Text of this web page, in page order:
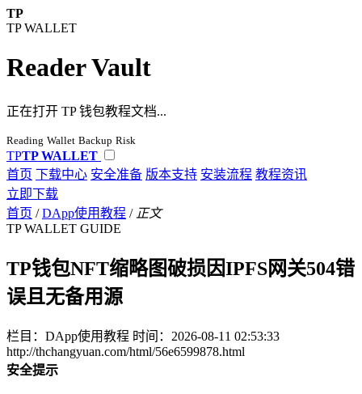
TP
TP WALLET
Reader Vault
正在打开 TP 钱包教程文档...
Reading Wallet Backup Risk
TPTP WALLET
首页 下载中心 安全准备 版本支持 安装流程 教程资讯
立即下载
首页 / DApp使用教程 / 正文
TP WALLET GUIDE
TP钱包NFT缩略图破损因IPFS网关504错
误且无备用源
栏目：DApp使用教程 时间：2026-08-11 02:53:33
http://thchangyuan.com/html/56e6599878.html
安全提示